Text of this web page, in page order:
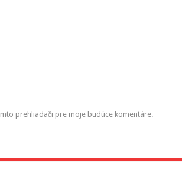
prehliadači pre moje budúce komentáre.